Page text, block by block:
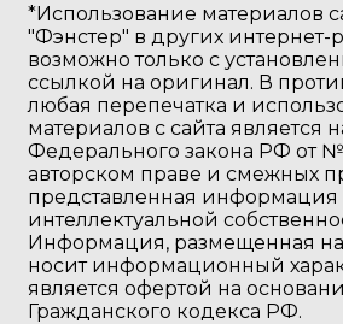
*Использование материалов
"Фэнстер" в других интернет-
возможно только с
ссылкой на оригинал. В
любая перепечатка и
материалов с сайта является
Федерального закона РФ от №
авторском праве и смежных
представленная информация
интеллектуальной
Информация, размещенная
носит информационный
является офертой на
Гражданского кодекса РФ.